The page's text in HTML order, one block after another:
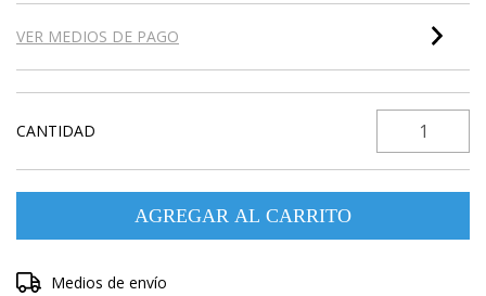
VER MEDIOS DE PAGO
CANTIDAD
Entregas para el CP:
Medios de envío